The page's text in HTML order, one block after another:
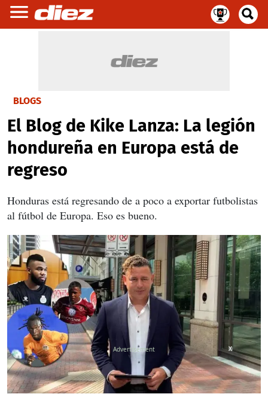
BLOGS
El Blog de Kike Lanza: La legión
hondureña en Europa está de
regreso
Honduras está regresando de a poco a exportar futbolistas
al fútbol de Europa. Eso es bueno.
X